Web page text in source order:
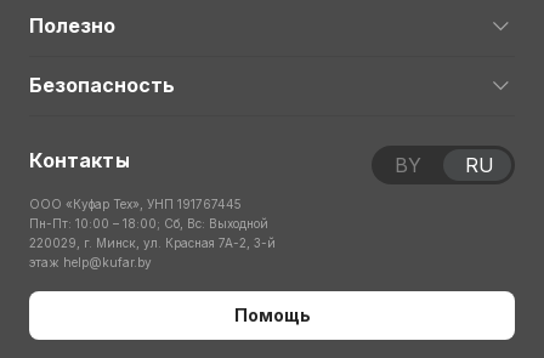
Полезно
Безопасность
Контакты
ООО «Куфар Тех», УНП 191767445
Пн-Пт: 10:00 – 18:00; Сб, Вс: Выходной
220029, г. Минск, ул. Красная 7А-2, 3-й
этаж help@kufar.by
Помощь
BY RU